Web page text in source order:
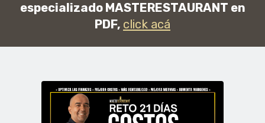
especializado MASTERESTAURANT en
PDF, click acá